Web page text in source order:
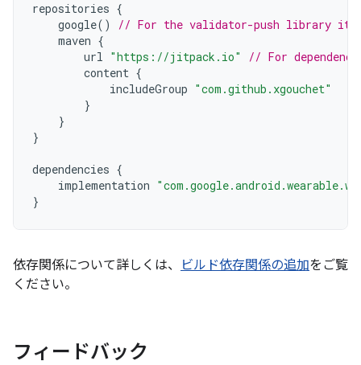
repositories {
google()
// For the validator-push library
maven {
url "https://jitpack.io"
// For
content {
includeGroup "com.github.xgouchet"
}
}
}
dependencies {
implementation
}
依存関係について詳しくは、 ビルド依存関係の追加をご覧
ください。
フィードバック